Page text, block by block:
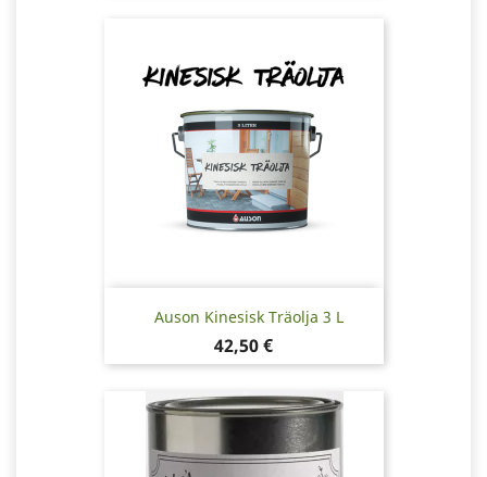
Auson Kinesisk Träolja 3 L
Pris
42,50 €